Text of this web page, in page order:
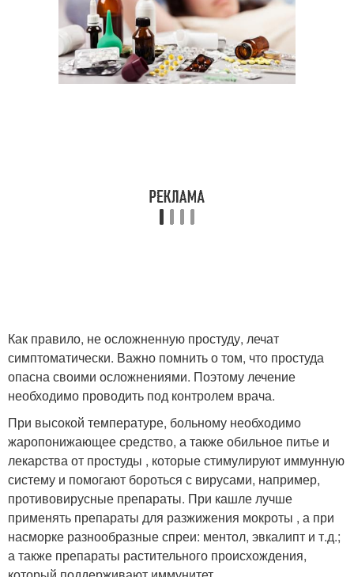
Как правило, не осложненную простуду, лечат
симптоматически. Важно помнить о том, что простуда
опасна своими осложнениями. Поэтому лечение
необходимо проводить под контролем врача.
При высокой температуре, больному необходимо
жаропонижающее средство, а также обильное питье и
лекарства от простуды , которые стимулируют иммунную
систему и помогают бороться с вирусами, например,
противовирусные препараты. При кашле лучше
применять препараты для разжижения мокроты , а при
насморке разнообразные спреи: ментол, эвкалипт и т.д.;
а также препараты растительного происхождения,